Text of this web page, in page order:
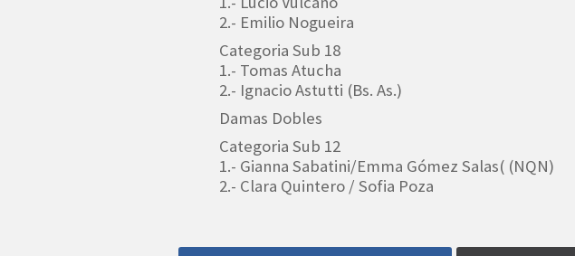
2.- Emilio Nogueira
Categoria Sub 18
1.- Tomas Atucha
2.- Ignacio Astutti (Bs. As.)
Damas Dobles
Categoria Sub 12
1.- Gianna Sabatini/Emma Gómez Salas( (NQN)
2.- Clara Quintero / Sofia Poza